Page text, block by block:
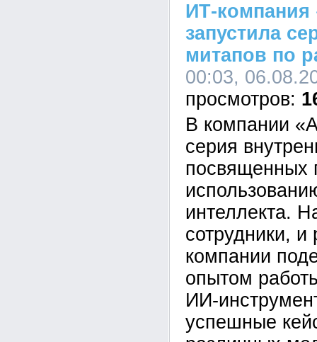
ИТ-компания
запустила
митапов по
00:03,
В компании
серия
посвященных
интеллекта.
сотрудники, и
компании
опытом
ИИ-
успешные